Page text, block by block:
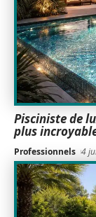
Pisciniste de
plus
Professionnels 4